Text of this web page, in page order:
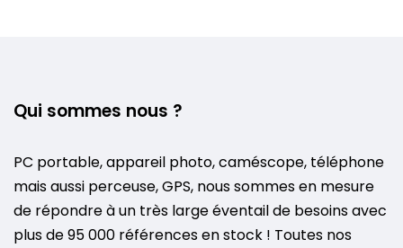
Qui sommes nous ?
PC portable, appareil photo, caméscope, téléphone
mais aussi perceuse, GPS, nous sommes en mesure
de répondre à un très large éventail de besoins avec
plus de 95 000 références en stock ! Toutes nos